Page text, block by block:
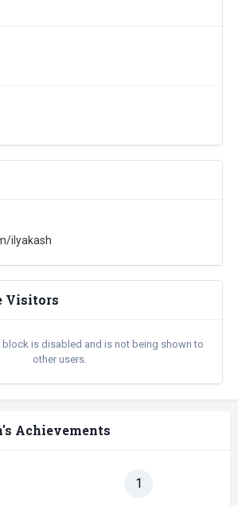
ilyakash
Visitors
block is disabled and is not being shown to
other users.
Achievements
1